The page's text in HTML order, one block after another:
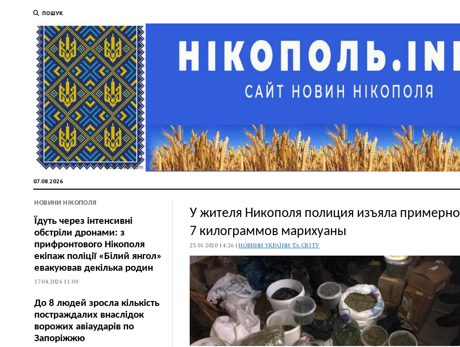
ПОШУК
07.08.2026
НОВИНИ НІКОПОЛЯ
Їдуть через інтенсивні
обстріли дронами: з
прифронтового Нікополя
екіпаж поліції «Білий янгол»
евакуював декілька родин
17.04.2026 11:00
До 8 людей зросла кількість
постраждалих внаслідок
ворожих авіаударів по
Запоріжжю
У жителя Никополя полиция изъяла примерно
7 килограммов марихуаны
23.01.2020 14:26 |НОВИНИ УКРАЇНИ ТА СВІТУ